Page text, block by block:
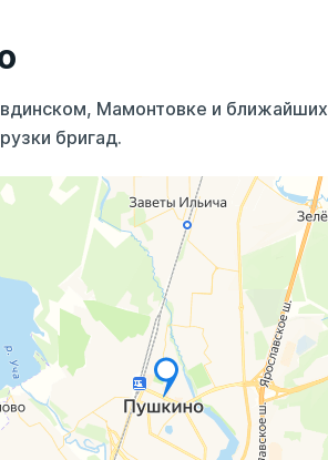
Мамонтовке и
бригад.